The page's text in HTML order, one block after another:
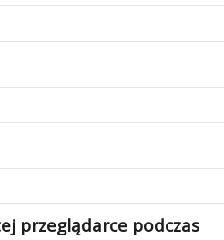
przeglądarce podczas